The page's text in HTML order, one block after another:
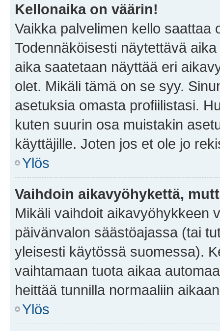
Kellonaika on väärin!
Vaikka palvelimen kello saattaa
Todennäköisesti näytettävä
aika saatetaan näyttää eri
olet. Mikäli tämä on se syy.
asetuksia omasta profiilistasi.
kuten suurin osa muistakin
käyttäjille. Joten jos et ole jo
Ylös
Vaihdoin aikavyöhykettä,
Mikäli vaihdoit aikavyöhykkeen
päivänvalon säästöajassa (tai
yleisesti käytössä suomessa).
vaihtamaan tuota aikaa
heittää tunnilla normaaliin
Ylös